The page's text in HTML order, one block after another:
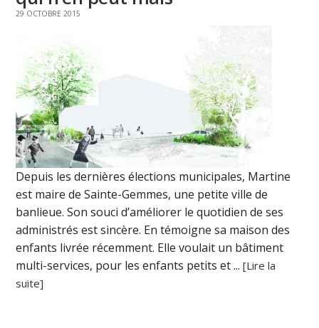
29 OCTOBRE 2015
Depuis les dernières élections municipales, Martine
est maire de Sainte-Gemmes, une petite ville de
banlieue. Son souci d’améliorer le quotidien de ses
administrés est sincère. En témoigne sa maison des
enfants livrée récemment. Elle voulait un bâtiment
multi-services, pour les enfants petits et ...[Lire la
suite]